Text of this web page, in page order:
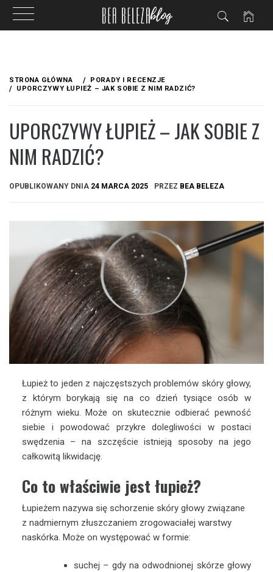
treści
STRONA GŁÓWNA
PORADY I RECENZJE
UPORCZYWY ŁUPIEŻ – JAK SOBIE Z NIM RADZIĆ?
UPORCZYWY ŁUPIEŻ – JAK SOBIE Z
NIM RADZIĆ?
OPUBLIKOWANY DNIA 24 MARCA 2025 PRZEZ BEA BELEZA
Łupież to jeden z najczęstszych problemów skóry głowy,
z którym borykają się na co dzień tysiące osób w
różnym wieku. Może on skutecznie odbierać pewność
siebie i powodować przykre dolegliwości w postaci
swędzenia – na szczęście istnieją sposoby na jego
całkowitą likwidację.
Co to właściwie jest łupież?
Łupieżem nazywa się schorzenie skóry głowy związane
z nadmiernym złuszczaniem zrogowaciałej warstwy
naskórka. Może on występować w formie:
suchej – gdy na odwodnionej skórze głowy